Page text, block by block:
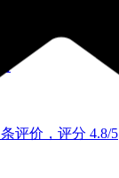
评价，评分 4.8/5